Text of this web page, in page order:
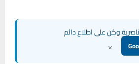
وكن على اطلاع دائم
×